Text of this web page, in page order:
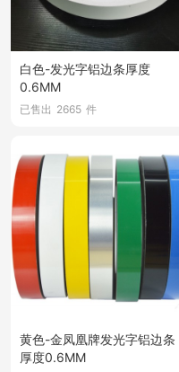
白色-发光字铝边条厚度
0.6MM
已售出 2665 件
黄色-金凤凰牌发光字铝边条
厚度0.6MM